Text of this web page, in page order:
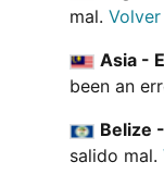
mal.
Asia -
been an
Belize
salido mal.